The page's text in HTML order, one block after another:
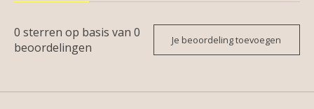
0 sterren op basis van 0
beoordelingen
Je beoordeling toevoegen